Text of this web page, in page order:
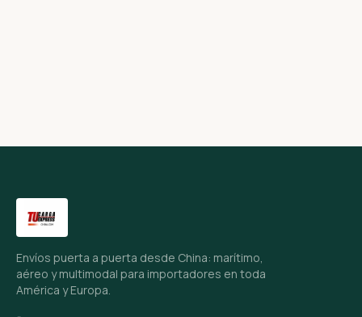
Envíos puerta a puerta desde China: marítimo,
aéreo y multimodal para importadores en toda
América y Europa.